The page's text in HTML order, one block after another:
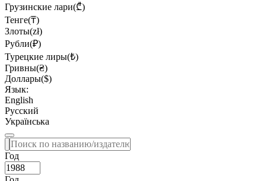
Грузинские лари(₾)
Тенге(₸)
Злоты(zł)
Рубли(₽)
Турецкие лиры(₺)
Гривны(₴)
Доллары($)
Язык:
English
Русский
Українська
Год